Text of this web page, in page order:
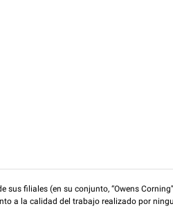
filiales (en su conjunto, “Owens
a la calidad del trabajo realizado por